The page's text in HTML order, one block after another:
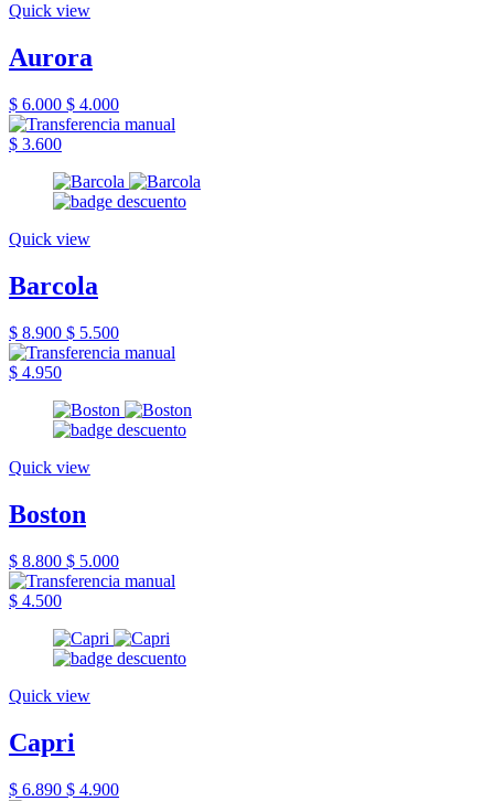
Quick view
Aurora
$ 6.000 $ 4.000
$ 3.600
Quick view
Barcola
$ 8.900 $ 5.500
$ 4.950
Quick view
Boston
$ 8.800 $ 5.000
$ 4.500
Quick view
Capri
$ 6.890 $ 4.900